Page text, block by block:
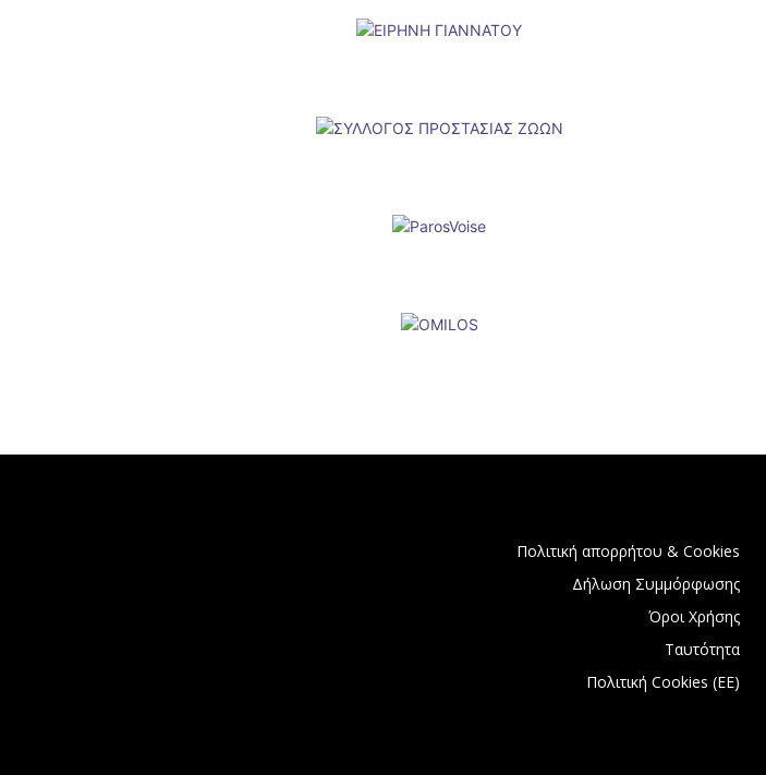
Πολιτική απορρήτου & Cookies
Δήλωση Συμμόρφωσης
Όροι Χρήσης
Ταυτότητα
Πολιτική Cookies (ΕΕ)